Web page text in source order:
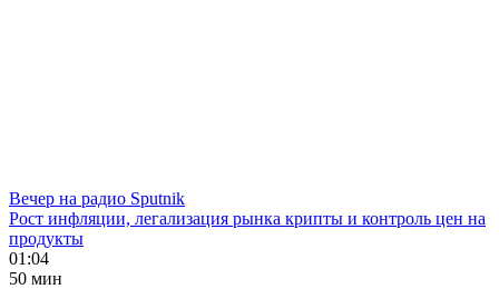
Вечер на радио Sputnik
Рост инфляции, легализация рынка крипты и контроль цен на
продукты
01:04
50 мин